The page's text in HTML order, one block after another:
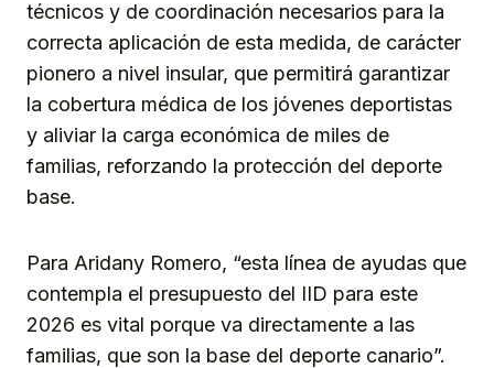
técnicos y de coordinación necesarios para la
correcta aplicación de esta medida, de carácter
pionero a nivel insular, que permitirá garantizar
la cobertura médica de los jóvenes deportistas
y aliviar la carga económica de miles de
familias, reforzando la protección del deporte
base.
Para Aridany Romero, “esta línea de ayudas que
contempla el presupuesto del IID para este
2026 es vital porque va directamente a las
familias, que son la base del deporte canario”.